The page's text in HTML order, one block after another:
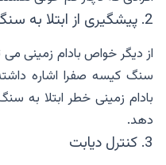
2. پیشگیری از ابتلا به سنگ های کیسه صفرا
از دیگر خواص بادام زمینی می
سنگ کیسه صفرا اشاره
بادام زمینی خطر ابتلا به
دهد.
3. کنترل دیابت